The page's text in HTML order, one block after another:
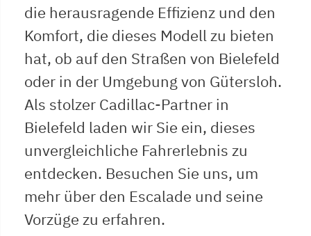
die herausragende Effizienz und den
Komfort, die dieses Modell zu bieten
hat, ob auf den Straßen von Bielefeld
oder in der Umgebung von Gütersloh.
Als stolzer Cadillac-Partner in
Bielefeld laden wir Sie ein, dieses
unvergleichliche Fahrerlebnis zu
entdecken. Besuchen Sie uns, um
mehr über den Escalade und seine
Vorzüge zu erfahren.